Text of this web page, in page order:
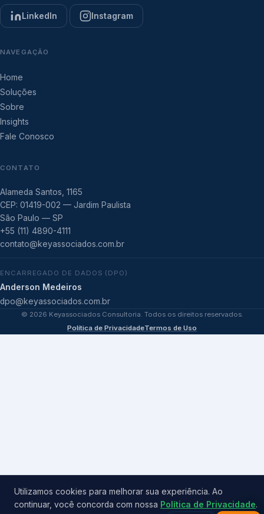
LinkedIn Instagram
NAVEGAÇÃO
Home
Soluções
Sobre
Insights
Fale Conosco
CONTATO
Alameda Santos, 1165
CEP: 01419-002 — Jardim Paulista
São Paulo — SP
+55 (11) 4890-4111
contato@keyassociados.com.br
ENCARREGADO DE DADOS (DPO)
Anderson Medeiros
dpo@keyassociados.com.br
© 2026 Keyassociados Consultoria. Todos os direitos reservados.
Política de PrivacidadeTermos de Uso
Utilizamos cookies para melhorar sua experiência. Ao
continuar, você concorda com nossa Política de Privacidade.